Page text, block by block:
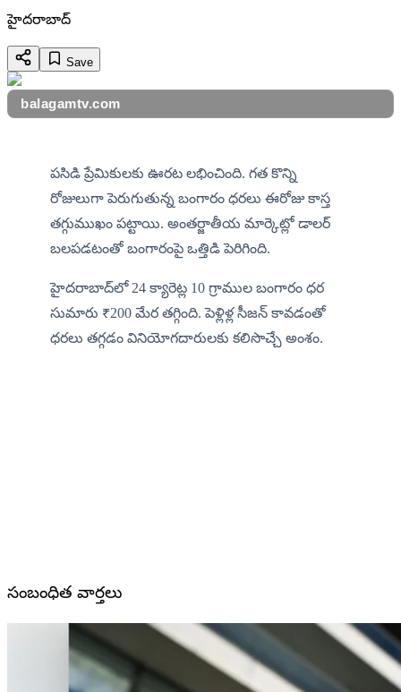
హైదరాబాద్
Save
balagamtv.com
పసిడి ప్రేమికులకు ఊరట లభించింది. గత కొన్ని
రోజులుగా పెరుగుతున్న బంగారం ధరలు ఈరోజు కాస్త
తగ్గుముఖం పట్టాయి. అంతర్జాతీయ మార్కెట్లో డాలర్
బలపడటంతో బంగారంపై ఒత్తిడి పెరిగింది.
హైదరాబాద్‌లో 24 క్యారెట్ల 10 గ్రాముల బంగారం ధర
సుమారు ₹200 మేర తగ్గింది. పెళ్లిళ్ల సీజన్ కావడంతో
ధరలు తగ్గడం వినియోగదారులకు కలిసొచ్చే అంశం.
సంబంధిత వార్తలు